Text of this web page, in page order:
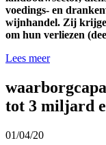
voedings- en
wijnhandel. Zij
om hun verliezen
Lees meer
tot 3 miljard
01/04/20